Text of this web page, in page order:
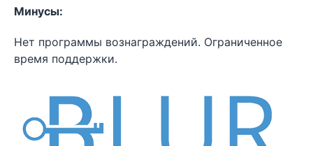
Минусы:
Нет программы вознаграждений. Ограниченное
время поддержки.